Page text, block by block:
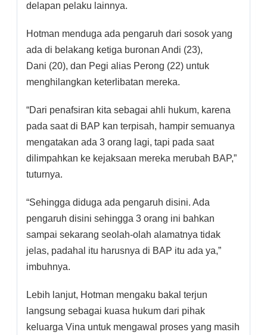
delapan pelaku lainnya.
Hotman menduga ada pengaruh dari sosok yang
ada di belakang ketiga buronan Andi (23),
Dani (20), dan Pegi alias Perong (22) untuk
menghilangkan keterlibatan mereka.
“Dari penafsiran kita sebagai ahli hukum, karena
pada saat di BAP kan terpisah, hampir semuanya
mengatakan ada 3 orang lagi, tapi pada saat
dilimpahkan ke kejaksaan mereka merubah BAP,”
tuturnya.
“Sehingga diduga ada pengaruh disini. Ada
pengaruh disini sehingga 3 orang ini bahkan
sampai sekarang seolah-olah alamatnya tidak
jelas, padahal itu harusnya di BAP itu ada ya,”
imbuhnya.
Lebih lanjut, Hotman mengaku bakal terjun
langsung sebagai kuasa hukum dari pihak
keluarga Vina untuk mengawal proses yang masih